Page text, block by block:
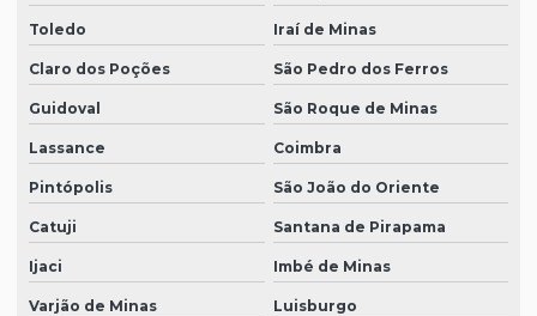
Toledo Iraí de Minas
Claro dos Poções São Pedro dos Ferros
Guidoval São Roque de Minas
Lassance Coimbra
Pintópolis São João do Oriente
Catuji Santana de Pirapama
Ijaci Imbé de Minas
Varjão de Minas Luisburgo